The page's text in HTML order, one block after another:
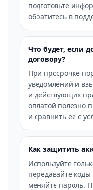
подготовьте
обратитесь в
Что будет, если
договору?
При просрочке
уведомлений и
и действующих
оплатой полезно
и сравнить ее с
Как защитить
Используйте
передавайте коды
меняйте пароль.